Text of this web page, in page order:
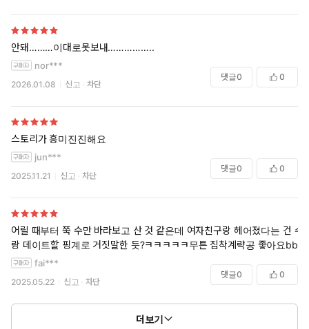
안돼………이대로못보내……………..
nor***
2026.01.08 신고 차단
댓글0 0
스토리가 흥미진진해요
jun***
2025.11.21 신고 차단
댓글0 0
어릴 때부터 쭉 수만 바라보고 산 것 같은데 여자친구랑 헤어졌다는 건 수
랑 데이트할 핑계로 거짓말한 듯?ㅋㅋㅋㅋㅋ무튼 집착계략공 좋아요bb
fai***
2025.05.22 신고 차단
댓글0 0
더보기